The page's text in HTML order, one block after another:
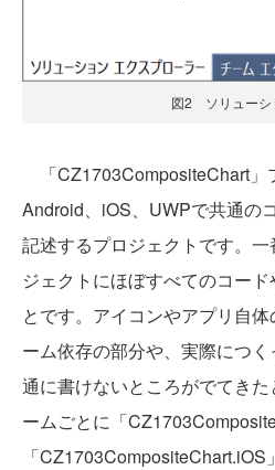
図2 ソリューシ
「CZ1703CompositeChart」
Android、iOS、UWPで共通の
記述するプロジェクトです。
ジェクトにほぼすべてのコー
とです。アイコンやアプリ自
ーム依存の部分や、実際につ
通に書けないところがでてき
ームごとに「
「CZ1703CompositeChart.iOS」